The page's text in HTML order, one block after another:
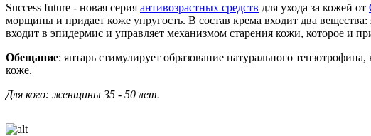
Success future - новая серия антивозрастных средств для ухода за кожей от
морщины и придает коже упругость. В состав крема входит два
входит в эпидермис и управляет механизмом старения кожи, которое и
Обещание: янтарь стимулирует образование натурального
коже.
Для кого: женщины 35 - 50 лет.